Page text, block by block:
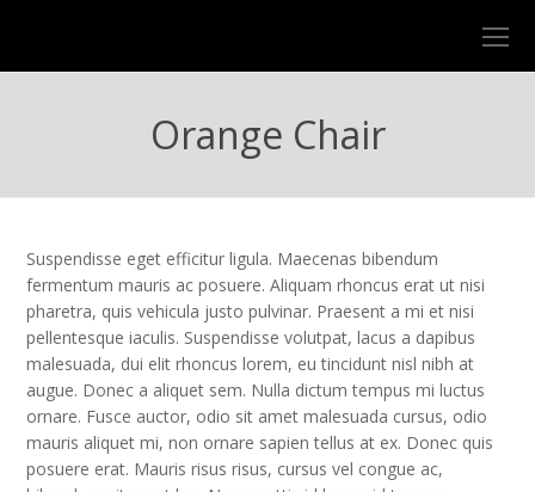
Orange Chair
Suspendisse eget efficitur ligula. Maecenas bibendum
fermentum mauris ac posuere. Aliquam rhoncus erat ut nisi
pharetra, quis vehicula justo pulvinar. Praesent a mi et nisi
pellentesque iaculis. Suspendisse volutpat, lacus a dapibus
malesuada, dui elit rhoncus lorem, eu tincidunt nisl nibh at
augue. Donec a aliquet sem. Nulla dictum tempus mi luctus
ornare. Fusce auctor, odio sit amet malesuada cursus, odio
mauris aliquet mi, non ornare sapien tellus at ex. Donec quis
posuere erat. Mauris risus risus, cursus vel congue ac,